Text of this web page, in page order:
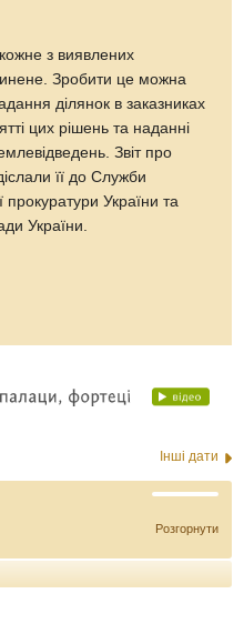
з виявлених
Зробити це можна
ділянок в заказниках
цих рішень та наданні
Звіт про
її до Служби
України та
України.
Інші дати
Розгорнути